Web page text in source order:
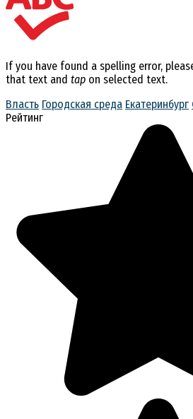
If you have found a spelling error,
that text and tap on selected text.
Власть Городская среда Екатеринбург
Рейтинг